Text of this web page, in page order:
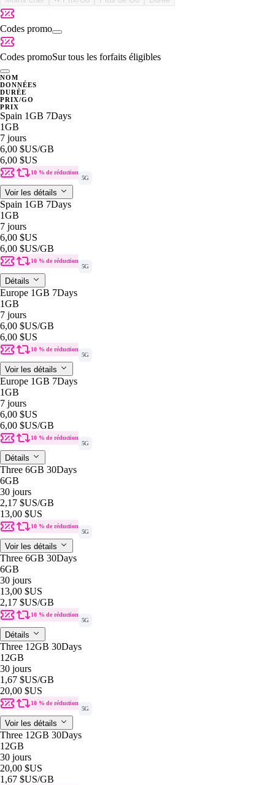
Codes promo
Codes promoSur tous les forfaits éligibles
NOM
DONNÉES
DURÉE
PRIX/GO
PRIX
Spain 1GB 7Days
1GB
7 jours
6,00 $US/GB
6,00 $US
10 % de réduction
5G
Voir les détails
Spain 1GB 7Days
1GB
7 jours
6,00 $US
6,00 $US/GB
10 % de réduction
5G
Détails
Europe 1GB 7Days
1GB
7 jours
6,00 $US/GB
6,00 $US
10 % de réduction
5G
Voir les détails
Europe 1GB 7Days
1GB
7 jours
6,00 $US
6,00 $US/GB
10 % de réduction
5G
Détails
Three 6GB 30Days
6GB
30 jours
2,17 $US/GB
13,00 $US
10 % de réduction
5G
Voir les détails
Three 6GB 30Days
6GB
30 jours
13,00 $US
2,17 $US/GB
10 % de réduction
5G
Détails
Three 12GB 30Days
12GB
30 jours
1,67 $US/GB
20,00 $US
10 % de réduction
5G
Voir les détails
Three 12GB 30Days
12GB
30 jours
20,00 $US
1,67 $US/GB